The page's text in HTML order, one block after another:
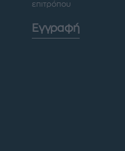
επιτρόπου
Εγγραφή